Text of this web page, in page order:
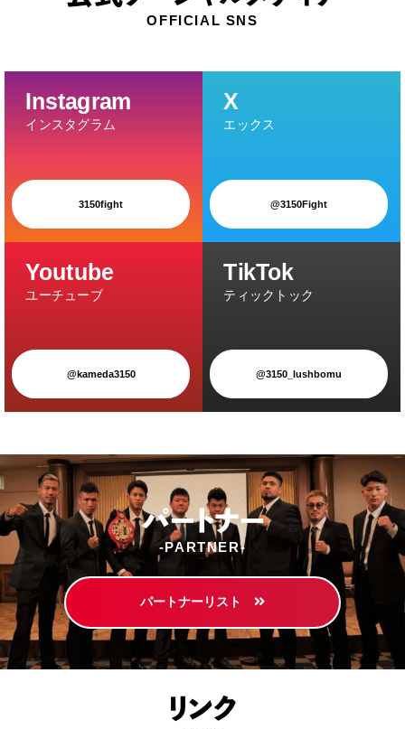
OFFICIAL SNS
Instagram
3150fight
X
@3150Fight
Youtube
@kameda3150
TikTok
@3150_lushbomu
パートナー
-PARTNER-
パートナーリスト
リンク